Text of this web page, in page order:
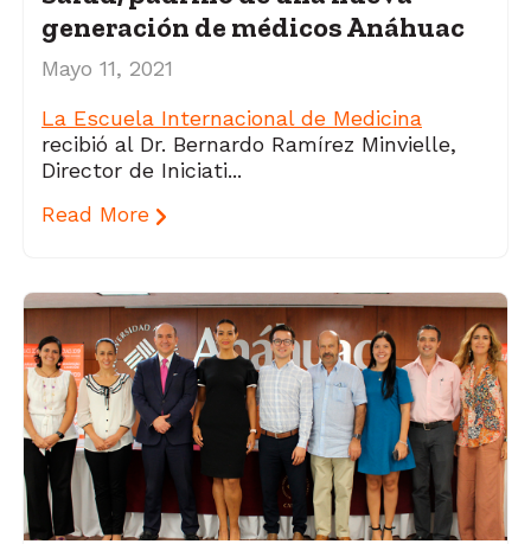
generación de médicos Anáhuac
Mayo 11, 2021
La Escuela Internacional de Medicina
recibió al Dr. Bernardo Ramírez Minvielle,
Director de Iniciati...
Read More